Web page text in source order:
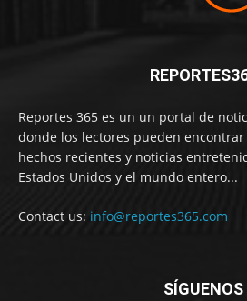
Reportes 365 es un un portal de
donde los lectores pueden
hechos recientes y noticias
Estados Unidos y el mundo entero...
Contact us: info@reportes365.com
SÍGUENOS